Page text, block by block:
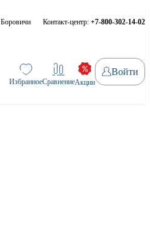
Боровичи Контакт-центр: +7-800-302-14-02
ИзбранноеСравнениеАкции
Войти